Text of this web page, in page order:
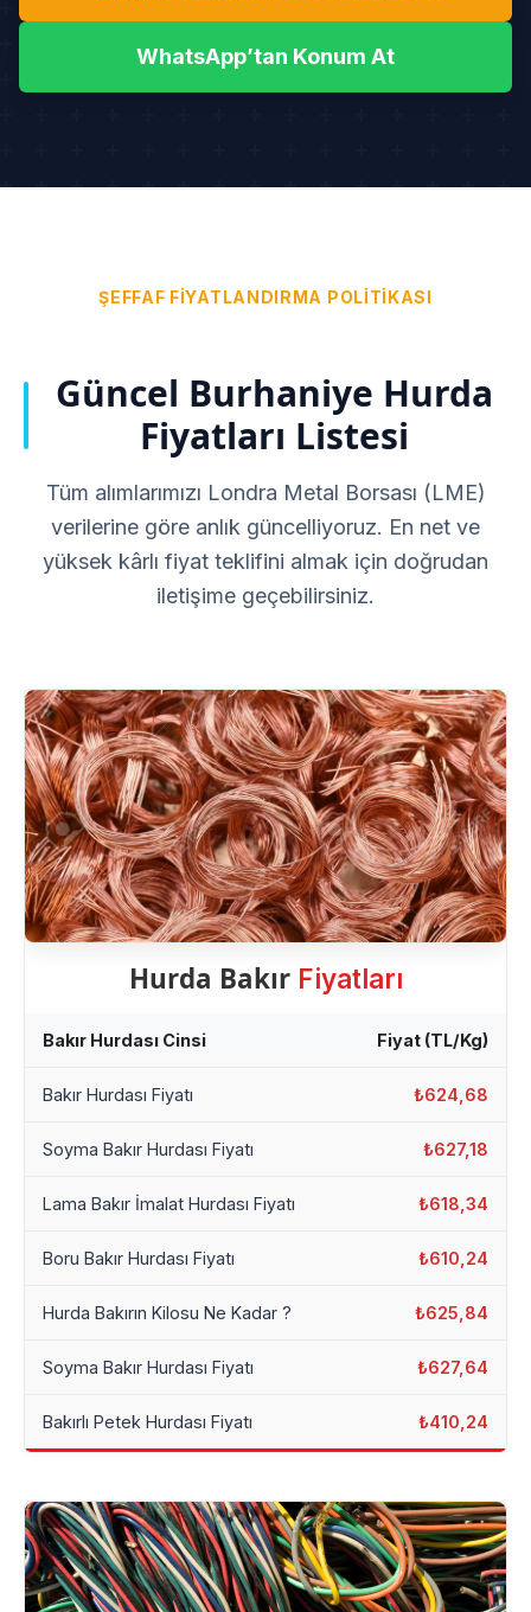
WhatsApp’tan Konum At
ŞEFFAF FIYATLANDIRMA POLITIKASI
Güncel Burhaniye Hurda
Fiyatları Listesi
Tüm alımlarımızı Londra Metal Borsası (LME)
verilerine göre anlık güncelliyoruz. En net ve
yüksek kârlı fiyat teklifini almak için doğrudan
iletişime geçebilirsiniz.
Hurda Bakır Fiyatları
Bakır Hurdası Cinsi Fiyat (TL/Kg)
Bakır Hurdası Fiyatı ₺624,68
Soyma Bakır Hurdası Fiyatı ₺627,18
Lama Bakır İmalat Hurdası Fiyatı ₺618,34
Boru Bakır Hurdası Fiyatı ₺610,24
Hurda Bakırın Kilosu Ne Kadar ? ₺625,84
Soyma Bakır Hurdası Fiyatı ₺627,64
Bakırlı Petek Hurdası Fiyatı ₺410,24